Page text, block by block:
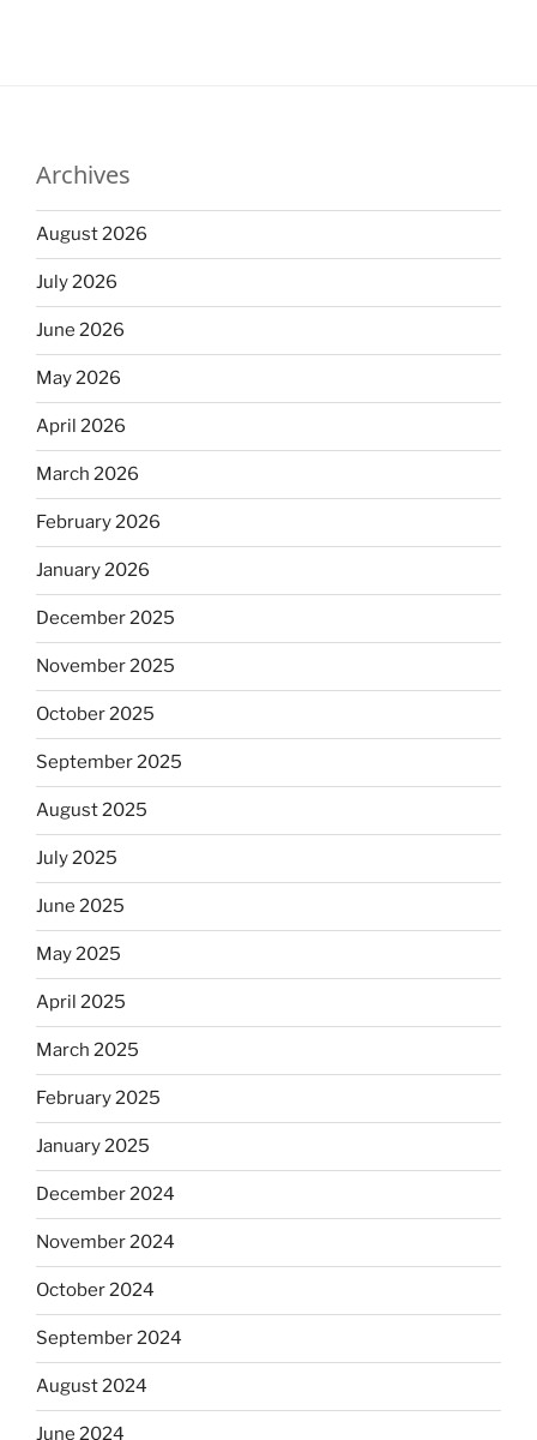
Archives
August 2026
July 2026
June 2026
May 2026
April 2026
March 2026
February 2026
January 2026
December 2025
November 2025
October 2025
September 2025
August 2025
July 2025
June 2025
May 2025
April 2025
March 2025
February 2025
January 2025
December 2024
November 2024
October 2024
September 2024
August 2024
June 2024